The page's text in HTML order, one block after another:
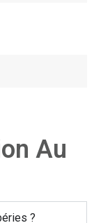
Au
?